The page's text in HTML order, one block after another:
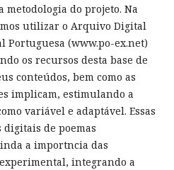
metodologia do projeto. Na
utilizar o Arquivo Digital
Portuguesa (www.po-ex.net)
os recursos desta base de
conteúdos, bem como as
implicam, estimulando a
variável e adaptável. Essas
de poemas
a importncia das
integrando a